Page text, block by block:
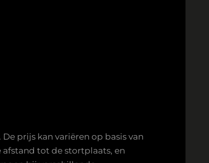
prijs kan variëren op basis van
tot de stortplaats, en